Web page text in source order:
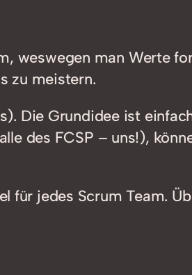
weswegen man Werte
zu meistern.
Die Grundidee ist
des FCSP – uns!),
für jedes Scrum Team.